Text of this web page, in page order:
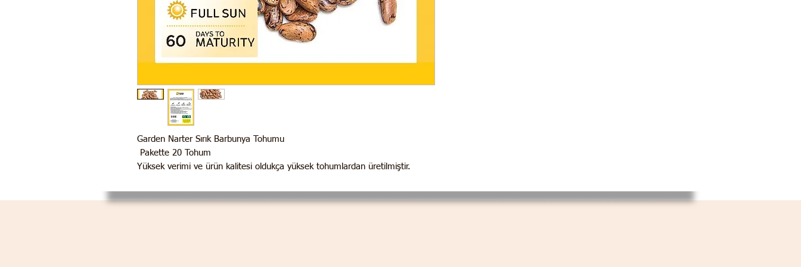
Garden Narter Sırık Barbunya Tohumu
Pakette 20 Tohum
Yüksek verimi ve ürün kalitesi oldukça yüksek tohumlardan üretilmiştir.